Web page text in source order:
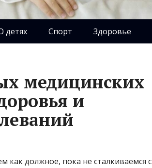
детях Спорт Здоровье
медицинских
и
как должное, пока не сталкиваемся с